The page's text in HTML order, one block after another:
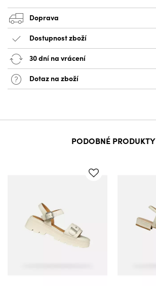
Doprava
Dostupnost zboží
30 dní na vrácení
Dotaz na zboží
PODOBNÉ PRODUKTY